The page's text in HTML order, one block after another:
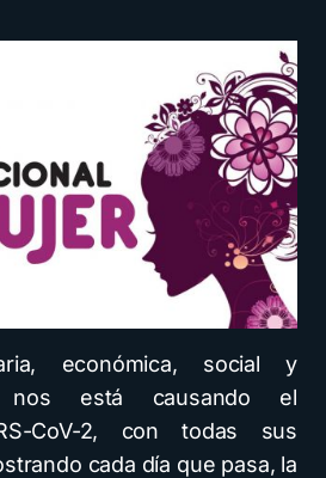
económica, social y
nos está causando el
CoV-2, con todas sus
cada día que pasa, la